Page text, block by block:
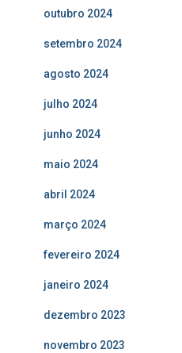
outubro 2024
setembro 2024
agosto 2024
julho 2024
junho 2024
maio 2024
abril 2024
março 2024
fevereiro 2024
janeiro 2024
dezembro 2023
novembro 2023